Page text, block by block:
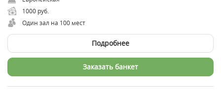
1000 руб.
Один зал на 100 мест
Подробнее
Заказать банкет